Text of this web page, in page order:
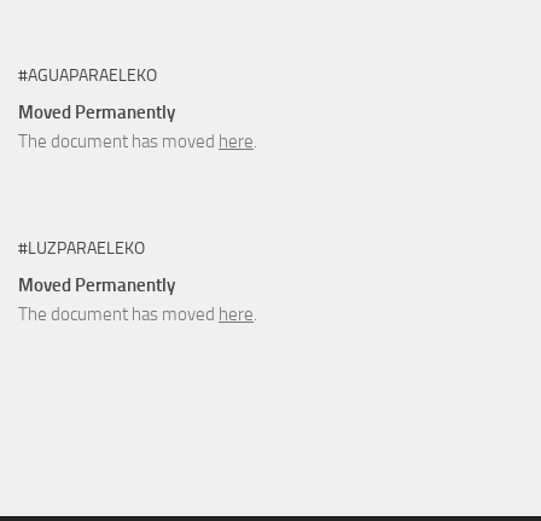
#AGUAPARAELEKO
Moved Permanently
The document has moved here.
#LUZPARAELEKO
Moved Permanently
The document has moved here.